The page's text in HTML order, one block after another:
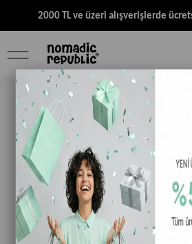
2000 TL ve üzeri alışverişlerde